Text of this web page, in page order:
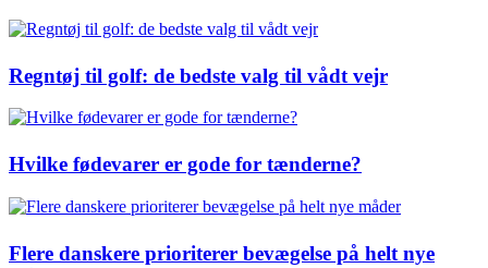
Regntøj til golf: de bedste valg til vådt vejr
Hvilke fødevarer er gode for tænderne?
Flere danskere prioriterer bevægelse på helt nye